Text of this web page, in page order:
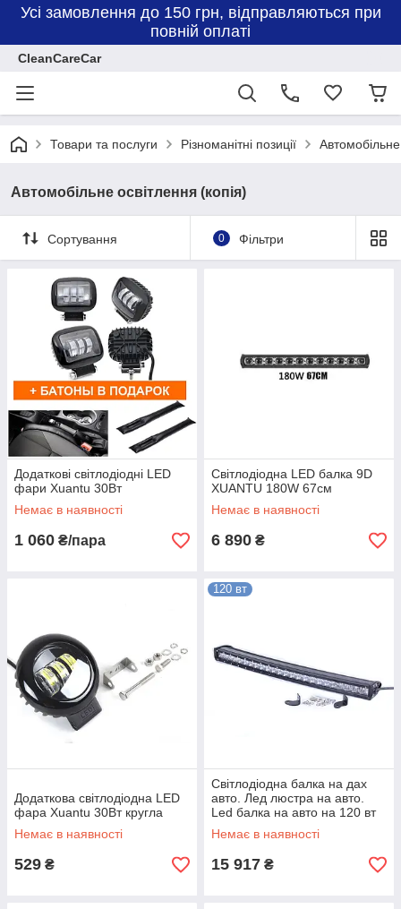
Усі замовлення до 150 грн, відправляються при
повній оплаті
CleanCareCar
Товари та послуги Різноманітні позиції
Автомобільне освітлення (копія)
Сортування 0 Фільтри
Додаткові світлодіодні LED
фари Xuantu 30Вт
Немає в наявності
1 060 ₴/пара
Світлодіодна LED балка 9D
XUANTU 180W 67см
Немає в наявності
6 890 ₴
Додаткова світлодіодна LED
фара Xuantu 30Вт кругла
Немає в наявності
529 ₴
120 вт
Світлодіодна балка на дах
авто. Лед люстра на авто.
Led балка на авто на 120 вт
Немає в наявності
15 917 ₴